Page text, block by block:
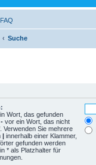
FAQ
Suche
Wort, das gefunden
- vor ein Wort, das nicht
Verwenden Sie mehrere
| innerhalb einer Klammer,
gefunden werden
* als Platzhalter für